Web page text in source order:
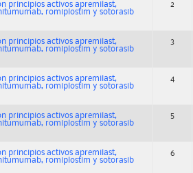
principios activos apremilast,
romiplostim y sotorasib
2
principios activos apremilast,
romiplostim y sotorasib
3
principios activos apremilast,
romiplostim y sotorasib
4
principios activos apremilast,
romiplostim y sotorasib
5
principios activos apremilast,
romiplostim y sotorasib
6